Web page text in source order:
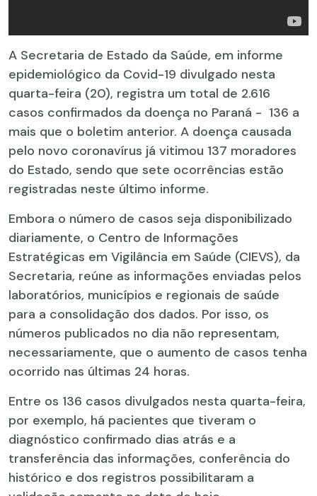
A Secretaria de Estado da Saúde, em informe
epidemiológico da Covid-19 divulgado nesta
quarta-feira (20), registra um total de 2.616
casos confirmados da doença no Paraná - 136 a
mais que o boletim anterior. A doença causada
pelo novo coronavírus já vitimou 137 moradores
do Estado, sendo que sete ocorrências estão
registradas neste último informe.
Embora o número de casos seja disponibilizado
diariamente, o Centro de Informações
Estratégicas em Vigilância em Saúde (CIEVS), da
Secretaria, reúne as informações enviadas pelos
laboratórios, municípios e regionais de saúde
para a consolidação dos dados. Por isso, os
números publicados no dia não representam,
necessariamente, que o aumento de casos tenha
ocorrido nas últimas 24 horas.
Entre os 136 casos divulgados nesta quarta-feira,
por exemplo, há pacientes que tiveram o
diagnóstico confirmado dias atrás e a
transferência das informações, conferência do
histórico e dos registros possibilitaram a